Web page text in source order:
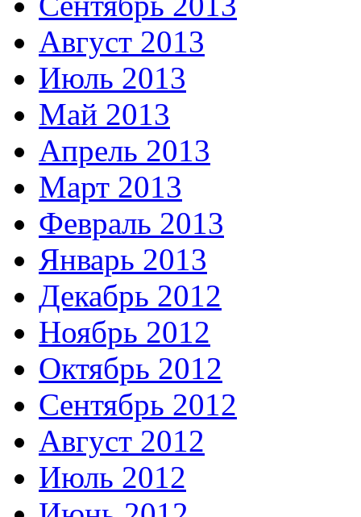
Август 2013
Июль 2013
Май 2013
Апрель 2013
Март 2013
Февраль 2013
Январь 2013
Декабрь 2012
Ноябрь 2012
Октябрь 2012
Сентябрь 2012
Август 2012
Июль 2012